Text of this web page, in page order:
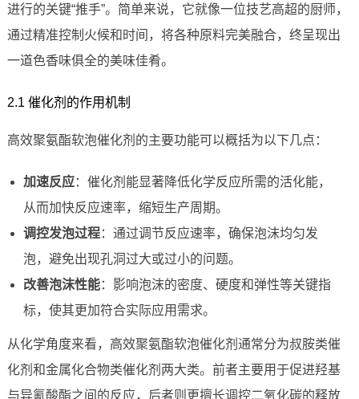
进行的关键“推手”。简单来说，它就像一位技艺高超的厨师，
通过精准控制火候和时间，将各种原料完美融合，终呈现出
一道色香味俱全的美味佳肴。
2.1 催化剂的作用机制
高效聚氨酯软泡催化剂的主要功能可以概括为以下几点：
加速反应：催化剂能显著降低化学反应所需的活化能，
从而加快反应速率，缩短生产周期。
调控发泡过程：通过调节反应速率，确保泡沫均匀发
泡，避免出现孔洞过大或过小的问题。
改善泡沫性能：影响泡沫的密度、硬度和弹性等关键指
标，使其更加符合实际应用需求。
从化学角度来看，高效聚氨酯软泡催化剂通常分为叔胺类催
化剂和金属化合物类催化剂两大类。前者主要用于促进羟基
与异氰酸酯之间的反应，后者则更擅长调控二氧化碳的释放